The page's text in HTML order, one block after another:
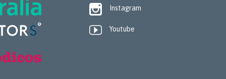
 Instagram
 Youtube